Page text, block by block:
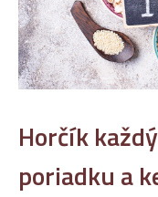
n
k
o
v
Horčík
poriadku a